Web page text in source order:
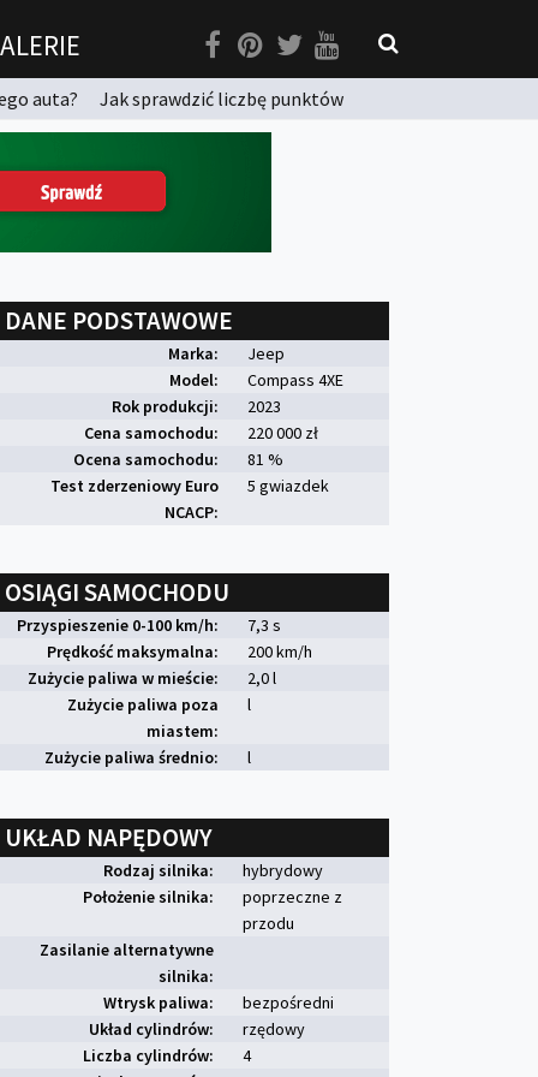
auta? Jak sprawdzić liczbę punktów
DANE PODSTAWOWE
Marka:
Jeep
Model:
Compass 4XE
Rok produkcji:
2023
Cena samochodu:
220 000 zł
Ocena samochodu:
81 %
Test zderzeniowy Euro
NCACP:
5 gwiazdek
OSIĄGI SAMOCHODU
Przyspieszenie 0-100 km/h:
7,3 s
Prędkość maksymalna:
200 km/h
Zużycie paliwa w mieście:
2,0 l
Zużycie paliwa poza
miastem:
l
Zużycie paliwa średnio: l
UKŁAD NAPĘDOWY
Rodzaj silnika:
hybrydowy
Położenie silnika:
poprzeczne z
przodu
Zasilanie alternatywne
silnika:
Wtrysk paliwa:
bezpośredni
Układ cylindrów:
rzędowy
Liczba cylindrów:
4